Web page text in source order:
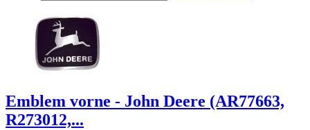
Emblem vorne - John Deere (AR77663,
R273012,...